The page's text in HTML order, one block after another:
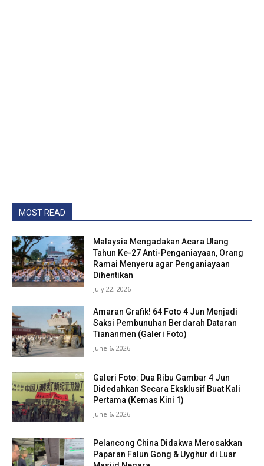
MOST READ
Malaysia Mengadakan Acara Ulang
Tahun Ke-27 Anti-Penganiayaan, Orang
Ramai Menyeru agar Penganiayaan
Dihentikan
July 22, 2026
Amaran Grafik! 64 Foto 4 Jun Menjadi
Saksi Pembunuhan Berdarah Dataran
Tiananmen (Galeri Foto)
June 6, 2026
Galeri Foto: Dua Ribu Gambar 4 Jun
Didedahkan Secara Eksklusif Buat Kali
Pertama (Kemas Kini 1)
June 6, 2026
Pelancong China Didakwa Merosakkan
Paparan Falun Gong & Uyghur di Luar